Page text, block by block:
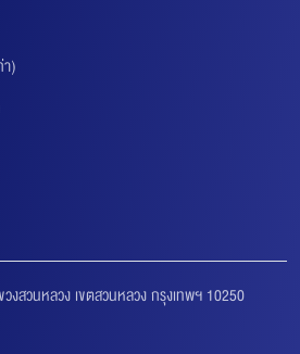
)
สวนหลวง เขตสวนหลวง กรุงเทพฯ 10250